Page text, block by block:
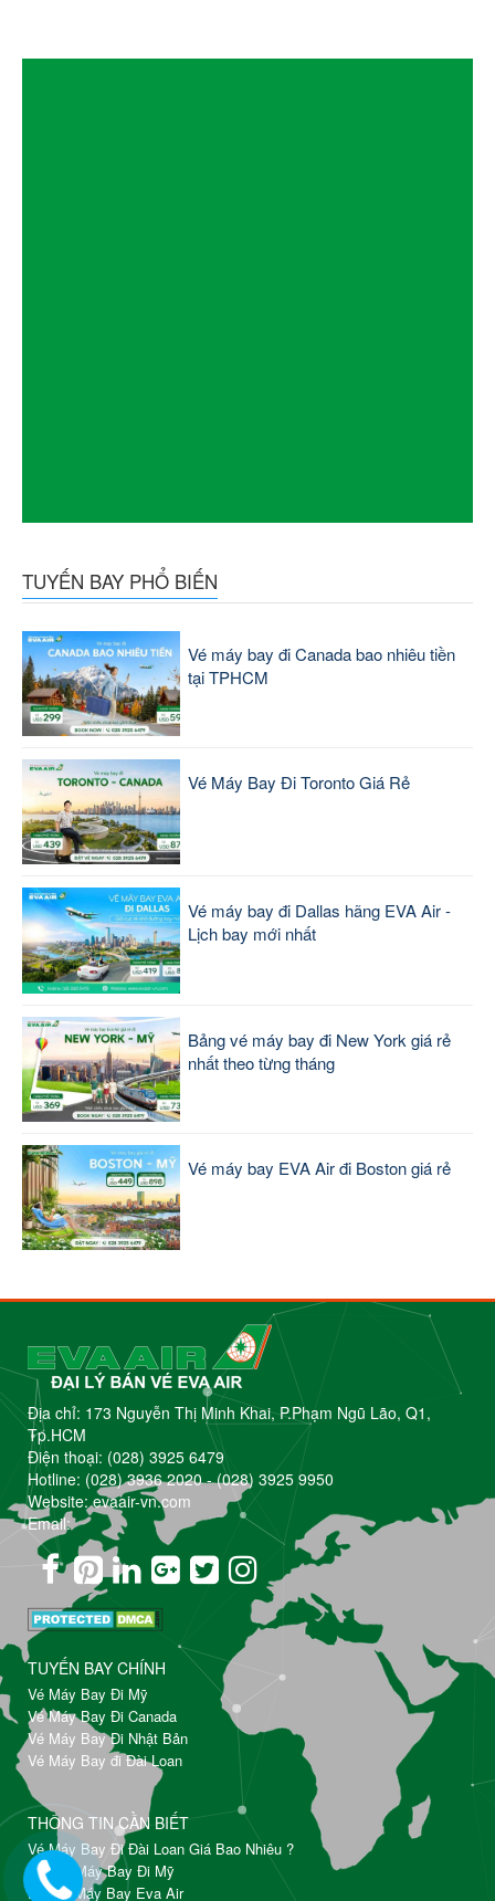
TUYẾN BAY PHỔ BIẾN
Vé máy bay đi Canada bao nhiêu tiền
tại TPHCM
Vé Máy Bay Đi Toronto Giá Rẻ
Vé máy bay đi Dallas hãng EVA Air -
Lịch bay mới nhất
Bảng vé máy bay đi New York giá rẻ
nhất theo từng tháng
Vé máy bay EVA Air đi Boston giá rẻ
Địa chỉ: 173 Nguyễn Thị Minh Khai, P.Phạm Ngũ Lão, Q1,
Tp.HCM
Điện thoại: (028) 3925 6479
Hotline: (028) 3936 2020-(028) 3925 9950
Website: evaair-vn.com
Email:
TUYẾN BAY CHÍNH
Vé Máy Bay Đi Mỹ
Vé Máy Bay Đi Canada
Vé Máy Bay Đi Nhật Bản
Vé Máy Bay đi Đài Loan
THÔNG TIN CẦN BIẾT
Vé Máy Bay Đi Đài Loan Giá Bao Nhiêu ?
Đặt Vé Máy Bay Đi Mỹ
Đổi Vé Máy Bay Eva Air